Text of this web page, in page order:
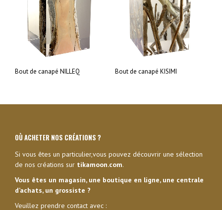
Bout de canapé NILLEQ Bout de canapé KISIMI
OÙ ACHETER NOS CRÉATIONS ?
Si vous êtes un particulier,vous pouvez découvrir une sélection
de nos créations sur tikamoon.com.
Vous êtes un magasin, une boutique en ligne, une centrale
d’achats, un grossiste ?
Veuillez prendre contact avec :